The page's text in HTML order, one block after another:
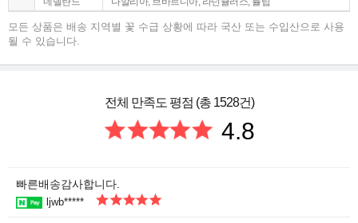
모든 상품은 배송 지역별 꽃 수급 상황에 따라 국산 또는 수입산으로 사용
될 수 있습니다.
전체 만족도 평점 (총 1528건)
4.8
빠른배송감사합니다.
ljwb*****